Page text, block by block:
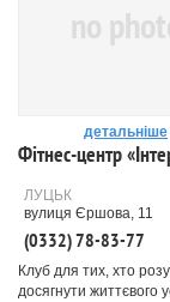
no
детальніше
Фітнес-центр
ЛУЦЬК
вулиця Єршова, 11
(0332) 78-83-77
Клуб для тих, хто
досягнути життєвого